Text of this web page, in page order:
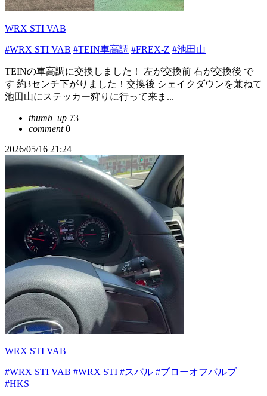
WRX STI VAB
#WRX STI VAB #TEIN車高調 #FREX-Z #池田山
TEINの車高調に交換しました！ 左が交換前 右が交換後 で
す 約3センチ下がりました！交換後 シェイクダウンを兼ねて
池田山にステッカー狩りに行って来ま...
thumb_up 73
comment0
2026/05/16 21:24
WRX STI VAB
#WRX STI VAB #WRX STI #スバル #ブローオフバルブ
#HKS